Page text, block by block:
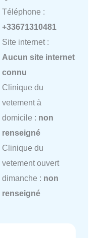
Téléphone :
+33671310481
Site internet :
Aucun site internet
connu
Clinique du
vetement à
domicile : non
renseigné
Clinique du
vetement ouvert
dimanche : non
renseigné